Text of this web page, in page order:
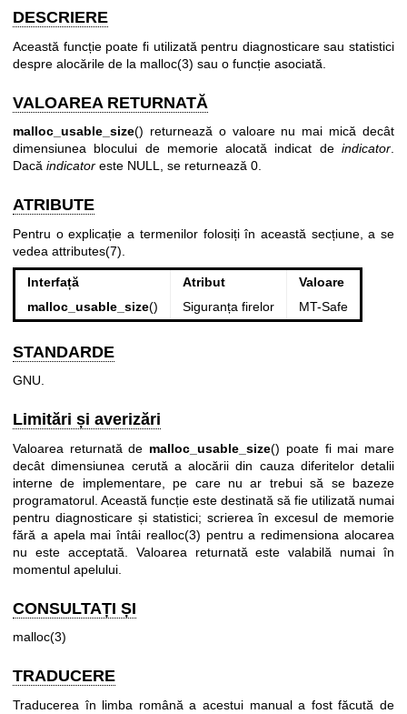
DESCRIERE
Această funcție poate fi utilizată pentru diagnosticare sau statistici
despre alocările de la malloc(3) sau o funcție asociată.
VALOAREA RETURNATĂ
malloc_usable_size() returnează o valoare nu mai mică decât
dimensiunea blocului de memorie alocată indicat de indicator
Dacă indicator este NULL, se returnează 0.
ATRIBUTE
Pentru o explicație a termenilor folosiți în această secțiune, a se
vedea attributes(7)
Interfață Atribut
Valoare
malloc_usable_size() Siguranța firelor MT-Safe
STANDARDE
GNU.
Limitări și averizări
Valoarea returnată de malloc_usable_size() poate fi mai mare
decât dimensiunea cerută a alocării din cauza diferitelor detalii
interne de implementare, pe care nu ar trebui să se bazeze
programatorul. Această funcție este destinată să fie utilizată numai
pentru diagnosticare și statistici; scrierea în excesul de memorie
fără a apela mai întâi realloc(3) pentru a redimensiona alocarea
nu este acceptată. Valoarea returnată este valabilă numai în
momentul apelului.
CONSULTAȚI ȘI
malloc(3)
TRADUCERE
Traducerea în limba română a acestui manual a fost făcută de